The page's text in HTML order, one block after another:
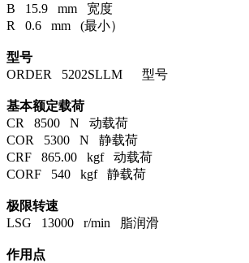
B 15.9 mm 宽度
R 0.6 mm (最小）
型号
ORDER 5202SLLM 型号
基本额定载荷
CR 8500 N 动载荷
COR 5300 N 静载荷
CRF 865.00 kgf 动载荷
CORF 540 kgf 静载荷
极限转速
LSG 13000 r/min 脂润滑
作用点